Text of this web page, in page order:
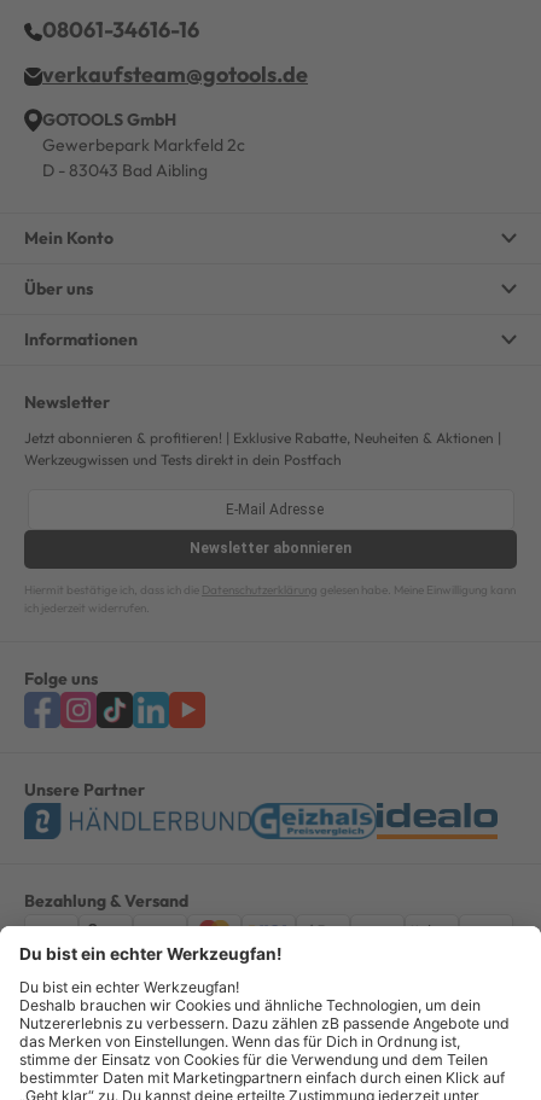
08061-34616-16
verkaufsteam@gotools.de
GOTOOLS GmbH
Gewerbepark Markfeld 2c
D - 83043 Bad Aibling
Mein Konto
Über uns
Informationen
Newsletter
Jetzt abonnieren & profitieren! | Exklusive Rabatte, Neuheiten & Aktionen |
Werkzeugwissen und Tests direkt in dein Postfach
Newsletter abonnieren
Hiermit bestätige ich, dass ich die Datenschutzerklärung gelesen habe. Meine Einwilligung kann
ich jederzeit widerrufen.
Folge uns
Unsere Partner
Bezahlung & Versand
ImpressumAGBDatenschutzWiderruf Vertrag widerrufen
Alle Preise verstehen sich inkl. ges. MwSt. *Kostenloser Versand innerhalb
Deutschlands, bei Bestellungen ab 100,00 Euro.